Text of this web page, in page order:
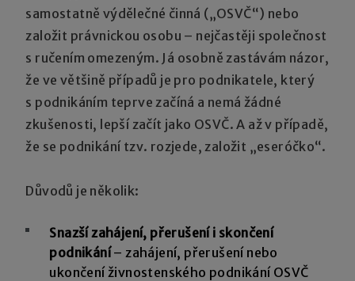
samostatně výdělečné činná („OSVČ“) nebo
založit právnickou osobu – nejčastěji společnost
s ručením omezeným. Já osobně zastávám názor,
že ve většině případů je pro podnikatele, který
s podnikáním teprve začíná a nemá žádné
zkušenosti, lepší začít jako OSVČ. A až v případě,
že se podnikání tzv. rozjede, založit „eseróčko“.
Důvodů je několik:
Snazší zahájení, přerušení i skončení
podnikání– zahájení, přerušení nebo
ukončení živnostenského podnikání OSVČ